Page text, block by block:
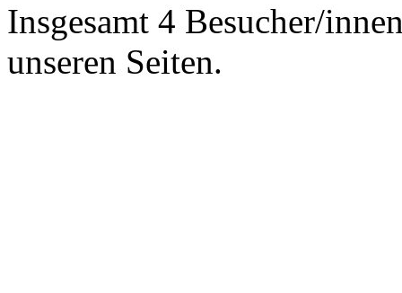
Insgesamt 4 Besucher/
unseren Seiten.